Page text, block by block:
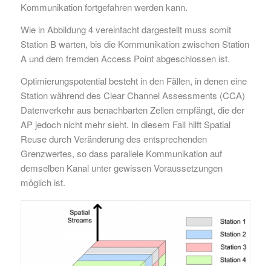
Kommunikation fortgefahren werden kann.
Wie in Abbildung 4 vereinfacht dargestellt muss somit
Station B warten, bis die Kommunikation zwischen Station
A und dem fremden Access Point abgeschlossen ist.
Optimierungspotential besteht in den Fällen, in denen eine
Station während des Clear Channel Assessments (CCA)
Datenverkehr aus benachbarten Zellen empfängt, die der
AP jedoch nicht mehr sieht. In diesem Fall hilft Spatial
Reuse durch Veränderung des entsprechenden
Grenzwertes, so dass parallele Kommunikation auf
demselben Kanal unter gewissen Voraussetzungen
möglich ist.